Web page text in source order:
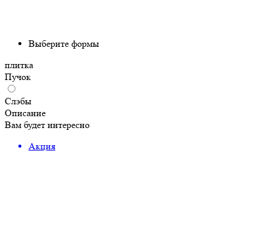
Выберите формы
плитка
Пучок
Слэбы
Описание
Вам будет интересно
Акция